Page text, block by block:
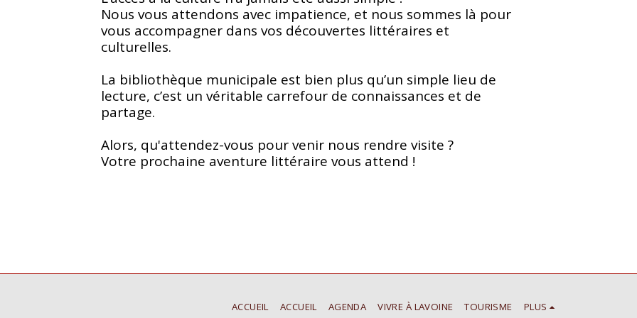
Nous vous attendons avec impatience, et nous sommes là pour
vous accompagner dans vos découvertes littéraires et
culturelles.
La bibliothèque municipale est bien plus qu’un simple lieu de
lecture, c’est un véritable carrefour de connaissances et de
partage.
Alors, qu'attendez-vous pour venir nous rendre visite ?
Votre prochaine aventure littéraire vous attend !
ACCUEIL ACCUEIL AGENDA VIVRE À LAVOINE TOURISME PLUS